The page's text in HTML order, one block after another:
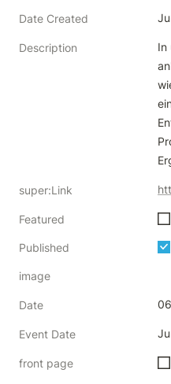
Date Created
Description
In
super:Link
Featured
Published
image
Date
Event Date
front page